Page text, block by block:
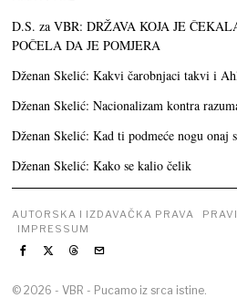
D.S. za VBR: DRŽAVA KOJA JE
POČELA DA JE POMJERA
Dženan Skelić: Kakvi čarobnjaci takvi i
Dženan Skelić: Nacionalizam kontra
Dženan Skelić: Kad ti podmeće nogu onaj
Dženan Skelić: Kako se kalio čelik
AUTORSKA I IZDAVAČKA PRAVA
IMPRESSUM
©2026 - VBR - Pucamo iz srca istine.